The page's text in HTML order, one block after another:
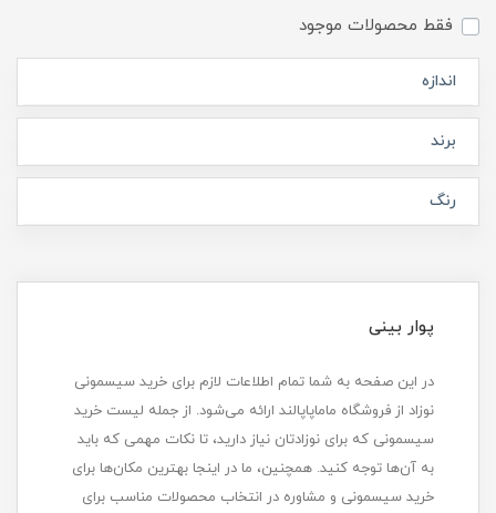
فقط محصولات موجود
اندازه
برند
رنگ
پوار بینی
در این صفحه به شما تمام اطلاعات لازم برای خرید سیسمونی
نوزاد از فروشگاه ماماپاپالند ارائه می‌شود. از جمله لیست خرید
سیسمونی که برای نوزادتان نیاز دارید، تا نکات مهمی که باید
به آن‌ها توجه کنید. همچنین، ما در اینجا بهترین مکان‌ها برای
خرید سیسمونی و مشاوره در انتخاب محصولات مناسب برای